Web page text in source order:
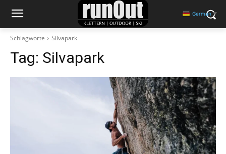
Schlagworte Silvapark
Tag: Silvapark
German ▼